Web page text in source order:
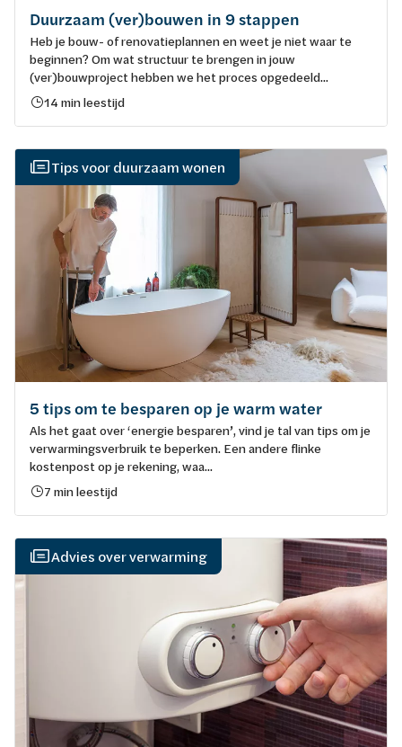
Duurzaam (ver)bouwen in 9 stappen
Heb je bouw- of renovatieplannen en weet je niet waar te
beginnen? Om wat structuur te brengen in jouw
(ver)bouwproject hebben we het proces opgedeeld...
14 min leestijd
Tips voor duurzaam wonen
5 tips om te besparen op je warm water
Als het gaat over ‘energie besparen’, vind je tal van tips om je
verwarmingsverbruik te beperken. Een andere flinke
kostenpost op je rekening, waa...
7 min leestijd
Advies over verwarming